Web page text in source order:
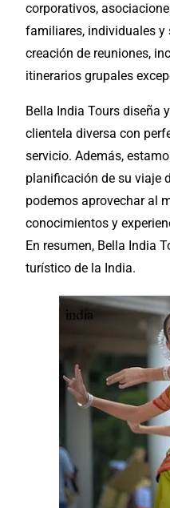
corporativos,
familiares, individuales
creación de reuniones,
itinerarios grupales
Bella India Tours diseña
clientela diversa con
servicio. Además,
planificación de su viaje
podemos aprovechar al
conocimientos y
En resumen, Bella India
turístico de la India.